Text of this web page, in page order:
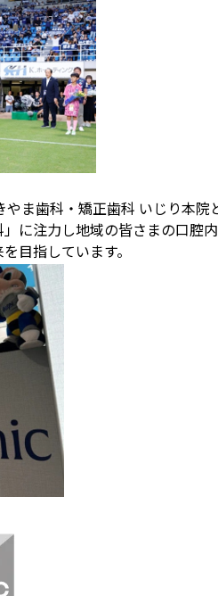
ま歯科・矯正歯科 いじり本院
に注力し地域の皆さまの口腔
目指しています。